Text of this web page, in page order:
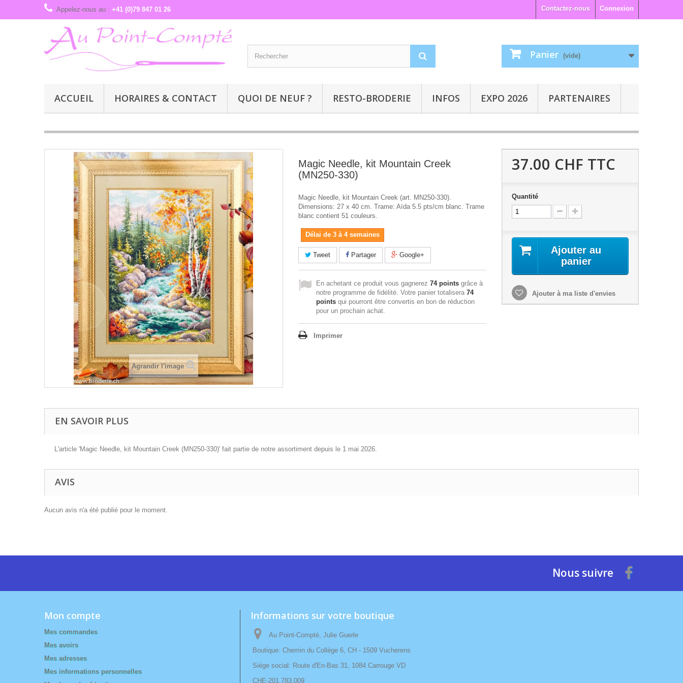
Connexion
Contactez-nous
Appelez-nous au : +41 (0)79 847 01 26
Panier (vide)
ACCUEIL HORAIRES & CONTACT QUOI DE NEUF ? RESTO-BRODERIE INFOS EXPO 2026 PARTENAIRES
Agrandir l'image
Magic Needle, kit Mountain Creek
(MN250-330)
Magic Needle, kit Mountain Creek (art. MN250-330).
Dimensions: 27 x 40 cm. Trame: Aïda 5.5 pts/cm blanc. Trame
blanc contient 51 couleurs.
Délai de 3 à 4 semaines
Tweet Partager Google+
En achetant ce produit vous gagnerez 74 points grâce à
notre programme de fidélité. Votre panier totalisera 74
points qui pourront être convertis en bon de réduction
pour un prochain achat.
Imprimer
37.00 CHF TTC
Quantité
Ajouter au
panier
Ajouter à ma liste d'envies
EN SAVOIR PLUS
L'article 'Magic Needle, kit Mountain Creek (MN250-330)' fait partie de notre assortiment depuis le 1 mai 2026.
AVIS
Aucun avis n'a été publié pour le moment.
Nous suivre
Mon compte
Mes commandes
Mes avoirs
Mes adresses
Mes informations personnelles
Informations sur votre boutique
Au Point-Compté, Julie Guerle
Boutique: Chemin du Collège 6, CH - 1509 Vucherens
Siège social: Route d'En-Bas 31, 1084 Carrouge VD
CHE-201.783.009